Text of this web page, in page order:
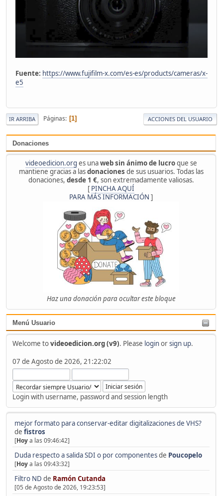
Donaciones
videoedicion.org es unaweb sin ánimo de lucroque se
mantiene gracias a lasdonaciones de sus usuarios. Todas las
donaciones, desde 1 €, son extremadamente valiosas.
[ PINCHA AQUÍ
PARA MÁS INFORMACIÓN ]
Haz una donación para ocultar este bloque
Menú Usuario
Welcome tovideoedicion.org (v9). Please loginorsign up.
07 de Agosto de 2026, 21:22:02
Login with username, password and session length
mejor formato para conservar-editar digitalizaciones de VHS?
de fistros
[Hoya las 09:46:42]
Duda respecto a salida SDI o por componentesde Poucopelo
[Hoya las 09:43:32]
Filtro ND de Ramón Cutanda
[05 de Agosto de 2026, 19:23:53]
Fuente: https://www.fujifilm-x.com/es-es/products/cameras/x-
e5
IR ARRIBA Páginas 1 ACCIONES DEL USUARIO